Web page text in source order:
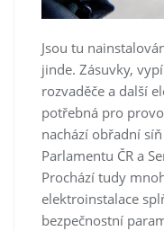
Jsou tu
jinde. Zásuvky,
rozvaděče a další
potřebná pro
nachází obřadní
Parlamentu ČR a
Prochází tudy
elektroinstalace
bezpečnostní